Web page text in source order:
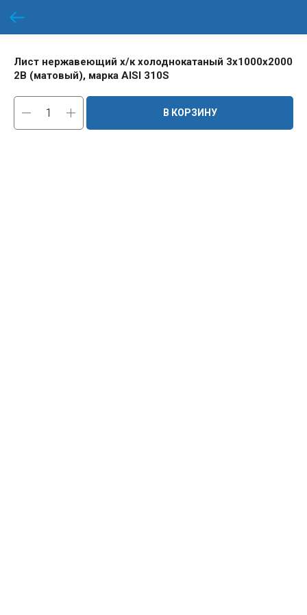
Лист нержавеющий х/к холоднокатаный 3х1000х2000
2B (матовый), марка AISI 310S
В КОРЗИНУ